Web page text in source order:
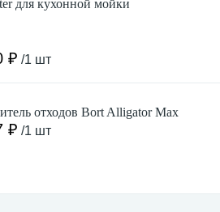
для кухонной мойки
₽ /1 шт
отходов Bort Alligator Max
₽ /1 шт